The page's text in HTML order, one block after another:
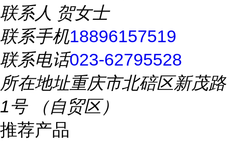
联系人 贺女士
联系手机18896157519
联系电话023-62795528
所在地址重庆市北碚区新茂路
1号 （自贸区）
推荐产品